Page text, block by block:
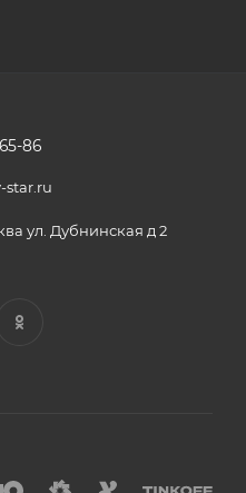
86
star.ru
ул. Дубнинская д 2